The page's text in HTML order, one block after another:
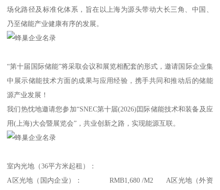
场化路径及标准化体系，旨在以上海为源头带动大长三角、中国、
乃至储能产业健康有序的发展。
“第十届国际储能”将采取会议和展览相配套的形式，邀请国际企业集
中展示储能技术方面的成果与应用经验，携手共同和推动后的储能
源产业发展！
我们热忱地邀请您参加“SNEC第十届(2026)囯际储能技术和装备及应
用(上海)大会暨展览会”，共业创新之路，实现能源互联。
室内光地（36平方米起租）：
A区光地（国内企业）： RMB1,680 /M2 A区光地（外资